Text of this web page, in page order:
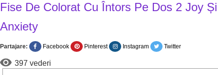
Fise De Colorat Cu Întors Pe Dos 2 Joy Și
Anxiety
Partajare: Facebook Pinterest Instagram Twitter
397 vederi